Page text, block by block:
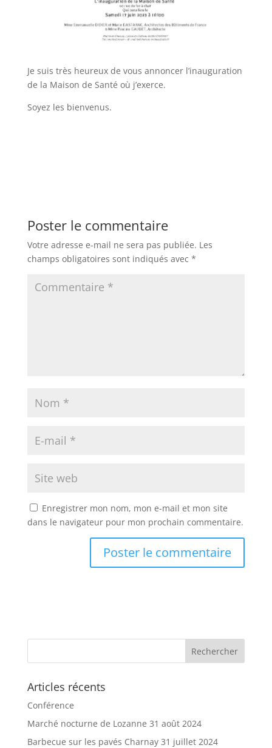
Je suis très heureux de vous annoncer l’inauguration
de la Maison de Santé où j’exerce.
Soyez les bienvenus.
Poster le commentaire
Votre adresse e-mail ne sera pas publiée. Les
champs obligatoires sont indiqués avec *
Enregistrer mon nom, mon e-mail et mon site
dans le navigateur pour mon prochain commentaire.
Articles récents
Conférence
Marché nocturne de Lozanne 31 août 2024
Barbecue sur les pavés Charnay 31 juillet 2024